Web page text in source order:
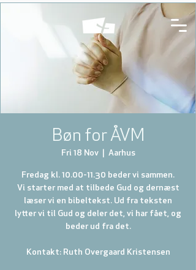
Bøn for ÅVM
Fri 18 Nov
  |
Aarhus
Fredag kl. 10.00-11.30 beder vi sammen.
Vi starter med at tilbede Gud og dernæst
læser vi en bibeltekst. Ud fra teksten
lytter vi til Gud og deler det, vi har fået, og
beder ud fra det.
Kontakt: Ruth Overgaard Kristensen